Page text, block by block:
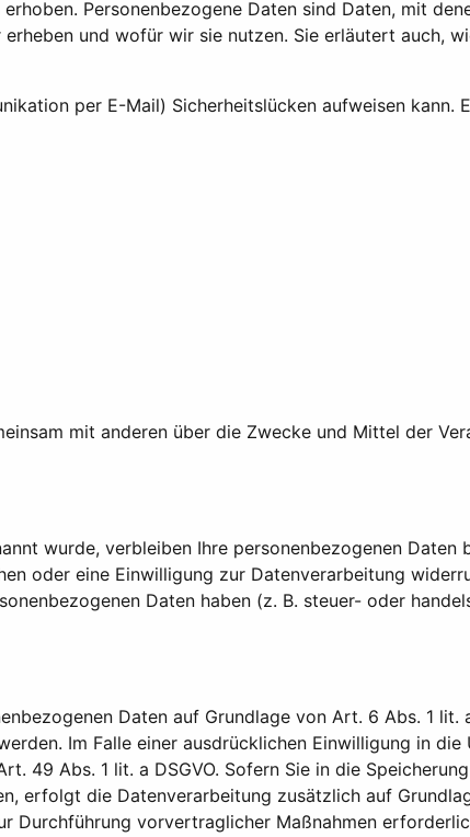
Personenbezogene Daten sind Daten, mit
und wofür wir sie nutzen. Sie erläutert auch,
per E-Mail) Sicherheitslücken aufweisen kann.
mit anderen über die Zwecke und Mittel der
wurde, verbleiben Ihre personenbezogenen Daten
oder eine Einwilligung zur Datenverarbeitung
Daten haben (z. B. steuer- oder
Daten auf Grundlage von Art. 6 Abs. 1 lit.
Im Falle einer ausdrücklichen Einwilligung in
49 Abs. 1 lit. a DSGVO. Sofern Sie in die
erfolgt die Datenverarbeitung zusätzlich auf
vorvertraglicher Maßnahmen